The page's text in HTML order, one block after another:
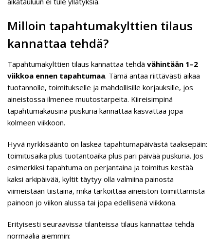
Milloin tapahtumakylttien tilaus
kannattaa tehdä?
Tapahtumakylttien tilaus kannattaa tehdä vähintään 1–2
viikkoa ennen tapahtumaa. Tämä antaa riittävästi aikaa
tuotannolle, toimitukselle ja mahdollisille korjauksille, jos
aineistossa ilmenee muutostarpeita. Kiireisimpinä
tapahtumakausina puskuria kannattaa kasvattaa jopa
kolmeen viikkoon.
Hyvä nyrkkisääntö on laskea tapahtumapäivästä taaksepäin:
toimitusaika plus tuotantoaika plus pari päivää puskuria. Jos
esimerkiksi tapahtuma on perjantaina ja toimitus kestää
kaksi arkipäivää, kyltit täytyy olla valmiina painosta
viimeistään tiistaina, mikä tarkoittaa aineiston toimittamista
painoon jo viikon alussa tai jopa edellisenä viikkona.
Erityisesti seuraavissa tilanteissa tilaus kannattaa tehdä
normaalia aiemmin: